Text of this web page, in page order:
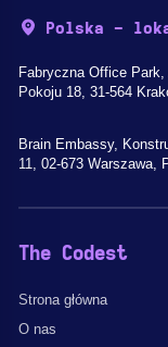
Polska -
Fabryczna Office Park,
Pokoju 18, 31-564
Brain Embassy,
11, 02-673 Warszawa,
The Codest
Strona główna
O nas